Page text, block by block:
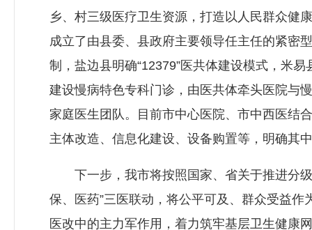
乡、村三级医疗卫生资源，打造以人民群众健
成立了由县委、县政府主要领导任主任的紧密
制，盐边县明确“12379”医共体建设模式，米
建设慢病特色专科门诊，由医共体牵头医院与
家庭医生团队。目前市中心医院、市中西医结
主体改造、信息化建设、设备购置等，明确其
下一步，我市将按照国家、省关于推进分级
保、医药”三医联动，将公平可及、群众受益
医改中的主力军作用，着力筑牢基层卫生健康